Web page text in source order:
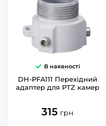
В наявності
DH-PFA111 Перехідний
адаптер для PTZ камер
315 грн